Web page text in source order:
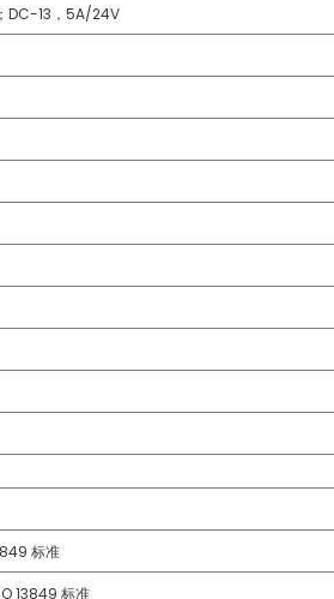
DC-13，5A/24V
标准
13849 标准